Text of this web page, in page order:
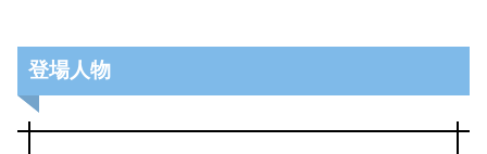
登場人物